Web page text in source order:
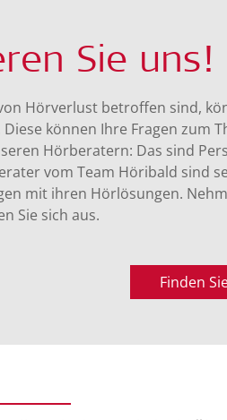
Sie uns!
Hörverlust betroffen sind,
können Ihre Fragen zum
Hörberatern: Das sind
vom Team Höribald sind
mit ihren Hörlösungen.
Sie sich aus.
Finden